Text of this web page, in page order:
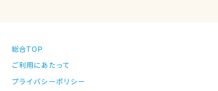
総合TOP
ご利用にあたって
プライバシーポリシー